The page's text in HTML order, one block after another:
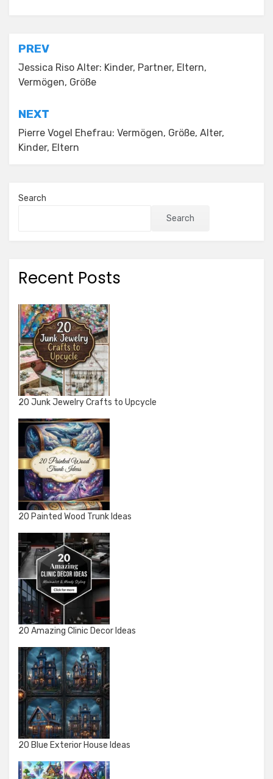
Post
navigation
PREV
Jessica Riso Alter: Kinder, Partner, Eltern,
Vermögen, Größe
NEXT
Pierre Vogel Ehefrau: Vermögen, Größe, Alter,
Kinder, Eltern
Search
Search
Recent Posts
20 Junk Jewelry Crafts to Upcycle
20 Painted Wood Trunk Ideas
20 Amazing Clinic Decor Ideas
20 Blue Exterior House Ideas